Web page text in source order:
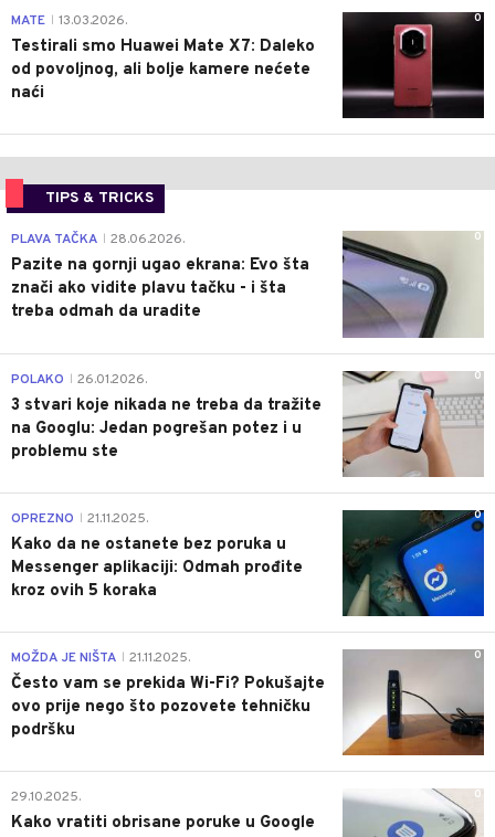
0
MATE 13.03.2026.
Testirali smo Huawei Mate X7: Daleko
od povoljnog, ali bolje kamere nećete
naći
TIPS & TRICKS
0
PLAVA TAČKA 28.06.2026.
Pazite na gornji ugao ekrana: Evo šta
znači ako vidite plavu tačku - i šta
treba odmah da uradite
0
POLAKO 26.01.2026.
3 stvari koje nikada ne treba da tražite
na Googlu: Jedan pogrešan potez i u
problemu ste
0
OPREZNO 21.11.2025.
Kako da ne ostanete bez poruka u
Messenger aplikaciji: Odmah prođite
kroz ovih 5 koraka
0
MOŽDA JE NIŠTA 21.11.2025.
Često vam se prekida Wi-Fi? Pokušajte
ovo prije nego što pozovete tehničku
podršku
0
29.10.2025.
Kako vratiti obrisane poruke u Google